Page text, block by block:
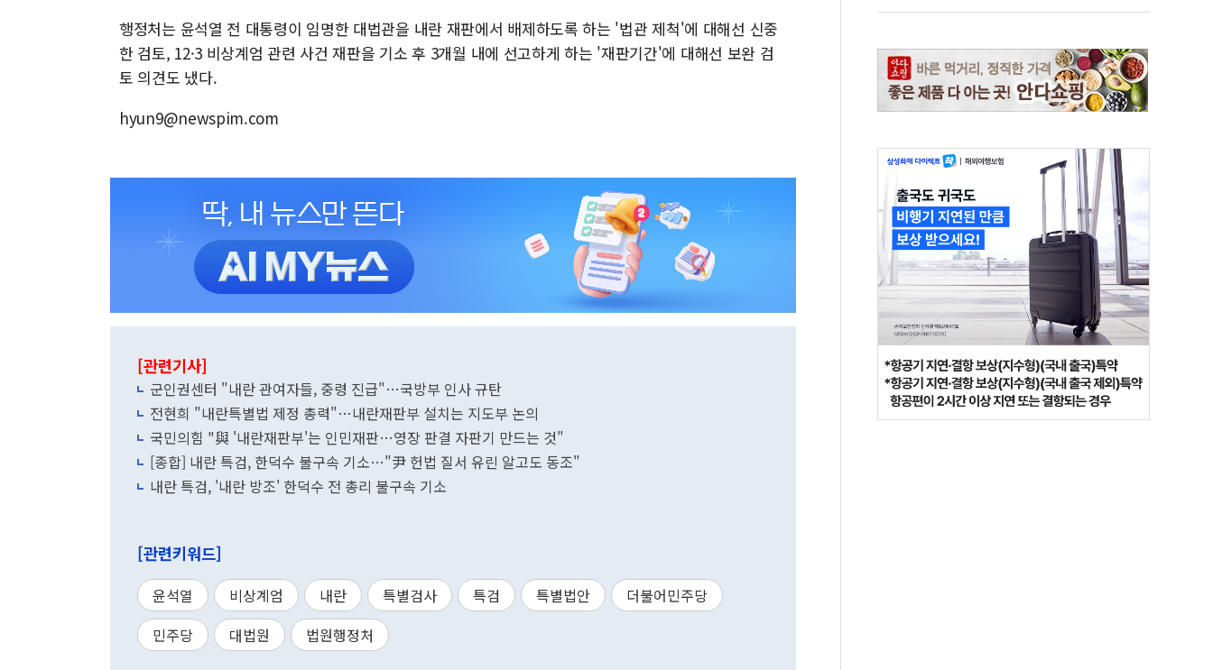
행정처는 윤석열 전 대통령이 임명한 대법관을 내란 재판에서 배제하도록 하는 '법관 제척'에 대해선 신중
한 검토, 12·3 비상계엄 관련 사건 재판을 기소 후 3개월 내에 선고하게 하는 '재판기간'에 대해선 보완 검
토 의견도 냈다.
hyun9@newspim.com
[관련기사]
군인권센터 "내란 관여자들, 중령 진급"…국방부 인사 규탄
전현희 "내란특별법 제정 총력"…내란재판부 설치는 지도부 논의
국민의힘 "與 '내란재판부'는 인민재판…영장 판결 자판기 만드는 것"
[종합] 내란 특검, 한덕수 불구속 기소…"尹 헌법 질서 유린 알고도 동조"
내란 특검, '내란 방조' 한덕수 전 총리 불구속 기소
[관련키워드]
윤석열 비상계엄 내란 특별검사 특검 특별법안
더불어민주당
민주당
대법원 법원행정처